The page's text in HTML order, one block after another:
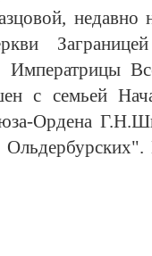
недавно
с семьей
Ордена